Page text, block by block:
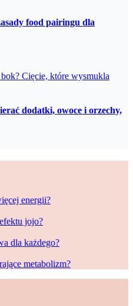
food pairingu dla
dodatki, owoce i orzechy,
energii?
jojo?
dla każdego?
metabolizm?